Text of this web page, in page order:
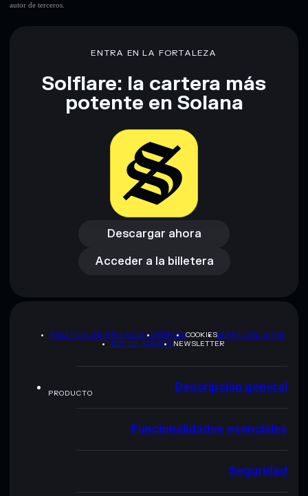
autor de terceros.
ENTRA EN LA FORTALEZA
Solflare: la cartera más
potente en Solana
Descargar ahora
Descargar ahora
Acceder a la billetera
Acceder a la billetera
POLÍTICA DE PRIVACIDADTERMSCOOKIESMAPA DEL SITIO
KIT DE MARCA NEWSLETTER
PRODUCTO Descripción general
Funcionalidades esenciales
Seguridad